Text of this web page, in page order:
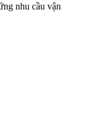
nhu cầu vận